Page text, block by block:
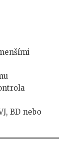
BD nebo